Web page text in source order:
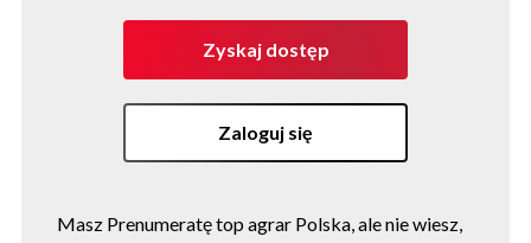
Zyskaj dostęp
Zaloguj się
Masz Prenumeratę top agrar Polska, ale nie wiesz,